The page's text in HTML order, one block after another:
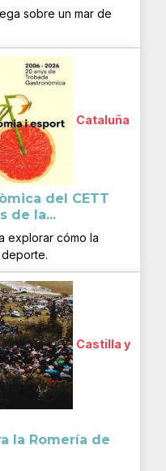
sobre un mar de
Cataluña
del CETT
de la...
explorar cómo la
Castilla y
la Romería de